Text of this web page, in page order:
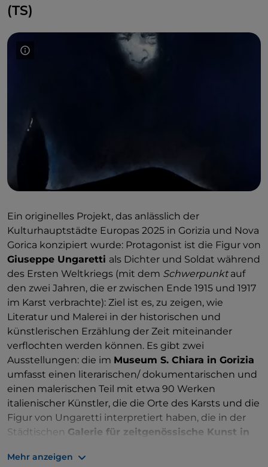
23. Februar 2025.
(TS)
Ein originelles Projekt, das anlässlich der
Kulturhauptstädte Europas 2025 in Gorizia und Nova
Gorica konzipiert wurde: Protagonist ist die Figur von
Giuseppe Ungaretti als Dichter und Soldat während
des Ersten Weltkriegs (mit dem Schwerpunktauf
den zwei Jahren, die er zwischen Ende 1915 und 1917
im Karst verbrachte): Ziel ist es, zu zeigen, wie
Literatur und Malerei in der historischen und
künstlerischen Erzählung der Zeit miteinander
verflochten werden können. Es gibt zwei
Ausstellungen: die im Museum S. Chiara in Gorizia
umfasst einen literarischen/ dokumentarischen und
einen malerischen Teil mit etwa 90 Werken
italienischer Künstler, die die Orte des Karsts und die
Figur von Ungaretti interpretiert haben, die in der
Städtischen Galerie für zeitgenössische Kunst in
Skulpturen aus den 1910er Jahren, unter anderem
Mehr anzeigen